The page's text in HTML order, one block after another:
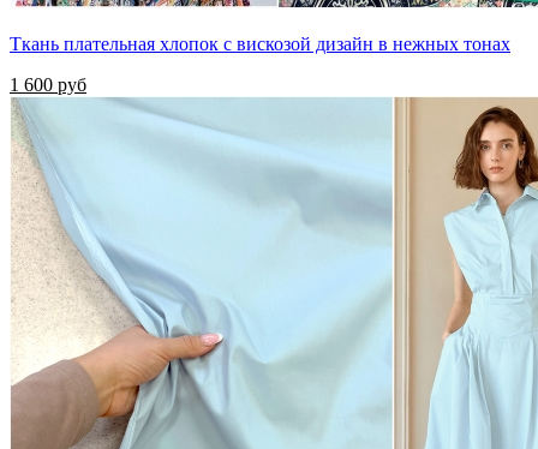
Ткань плательная хлопок с вискозой дизайн в нежных тонах
1 600 руб